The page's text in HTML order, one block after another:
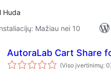
Huda
Mažiau nei 10
AutoraLab Cart Share
(Viso įvertinimų: 0)